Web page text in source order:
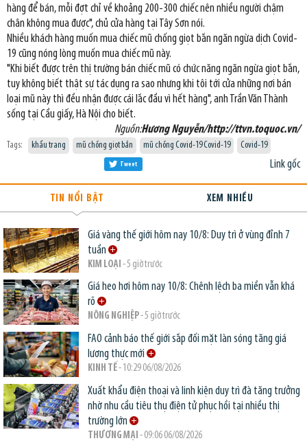
hàng để bán, mỗi đợt chỉ về khoảng 200-300 chiếc nên nhiều người chậm
chân không mua được", chủ cửa hàng tại Tây Sơn nói.
Nhiều khách hàng muốn mua chiếc mũ chống giọt bắn ngăn ngừa dịch Covid-
19 cũng nóng lòng muốn mua chiếc mũ này.
"Khi biết được trên thị trường bán chiếc mũ có chức năng ngăn ngừa giọt bắn,
tuy không biết thật sự tác dụng ra sao nhưng khi tôi tới cửa những nơi bán
loại mũ này thì đều nhận được cái lắc đầu vì hết hàng", anh Trần Văn Thành
sống tại Cầu giấy, Hà Nội cho biết.
Nguồn:Hương Nguyễn/http://ttvn.toquoc.vn/
Tags: khẩu trang mũ chống giọt bắn mũ chống Covid-19 Covid-19 Covid-19
Link gốc
Tweet
TIN NỔI BẬT XEM NHIỀU
Giá vàng thế giới hôm nay 10/8: Duy trì ở vùng đỉnh 7
tuần
KIM LOẠI - 5 giờ trước
Giá heo hơi hôm nay 10/8: Chênh lệch ba miền vẫn khá
rõ
NÔNG NGHIỆP- 5 giờ trước
FAO cảnh báo thế giới sắp đối mặt làn sóng tăng giá
lương thực mới
KINH TẾ- 10:29 06/08/2026
Xuất khẩu điện thoại và linh kiện duy trì đà tăng trưởng
nhờ nhu cầu tiêu thụ điện tử phục hồi tại nhiều thị
trường lớn
THƯƠNG MẠI - 09:06 06/08/2026